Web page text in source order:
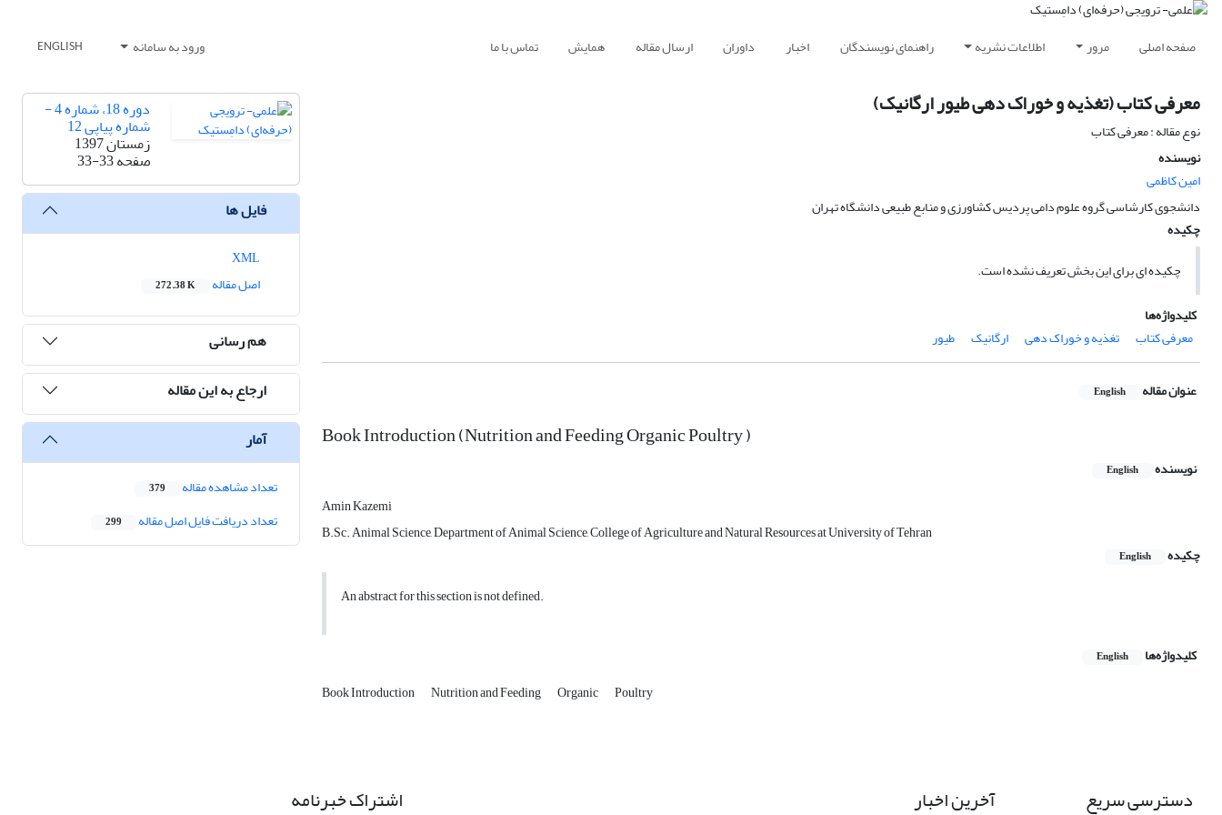
صفحه اصلی مرور اطلاعات نشریه راهنمای نویسندگان اخبار داوران ارسال مقاله همایش تماس با ما ورود به سامانه ENGLISH
معرفی کتاب (تغذیه و خوراک دهی طیور ارگانیک)
نوع مقاله : معرفی کتاب
نویسنده
امین کاظمی
دانشجوی کارشاسی گروه علوم دامی پردیس کشاورزی و منابع طبیعی دانشگاه تهران
چکیده
چکیده ای برای این بخش تعریف نشده است.
کلیدواژه‌ها
معرفی کتاب
تغذیه و خوراک دهی ارگانیک طیور
عنوان مقاله English
Book Introduction (Nutrition and Feeding Organic Poultry )
نویسنده English
Amin Kazemi
B.Sc. Animal Science, Department of Animal Science, College of Agriculture and Natural Resources at University of Tehran
چکیده
English
An abstract for this section is not defined.
کلیدواژه‌ها English
Book Introduction Nutrition and Feeding Organic Poultry
دوره 18، شماره 4 -
شماره پیاپی 12
زمستان 1397
صفحه33-33
فایل ها
اصل مقاله
272.38 K
هم رسانی
ارجاع به این مقاله
آمار
تعداد مشاهده مقاله 379
تعداد دریافت فایل اصل مقاله 299
دسترسی سریع آخرین اخبار اشتراک خبرنامه